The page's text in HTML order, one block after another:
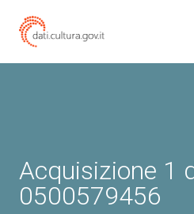
Acquisizione 1
0500579456